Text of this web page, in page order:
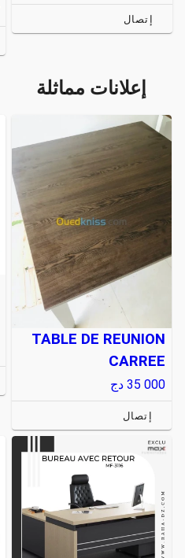
إتصال
إعلانات مماثلة
TABLE DE REUNION
CARREE
35 000 دج
إتصال